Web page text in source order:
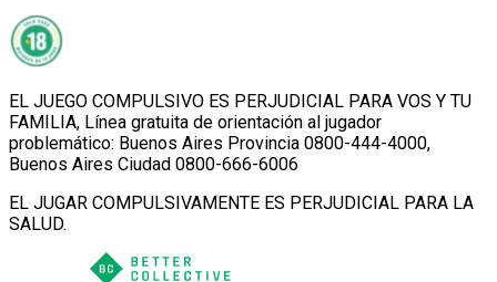
EL JUEGO COMPULSIVO ES PERJUDICIAL PARA VOS Y TU
FAMILIA, Línea gratuita de orientación al jugador
problemático: Buenos Aires Provincia 0800-444-4000,
Buenos Aires Ciudad 0800-666-6006
EL JUGAR COMPULSIVAMENTE ES PERJUDICIAL PARA LA
SALUD.